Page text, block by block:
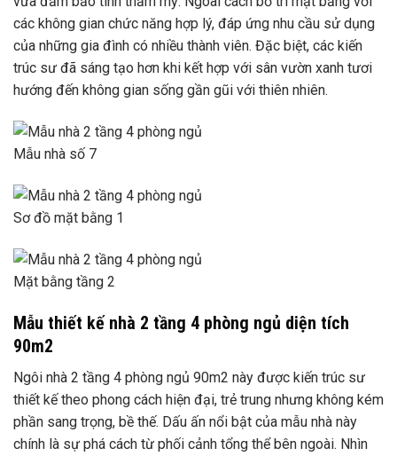
các không gian chức năng hợp lý, đáp ứng nhu cầu sử dụng
của những gia đình có nhiều thành viên. Đặc biệt, các kiến ​​
trúc sư đã sáng tạo hơn khi kết hợp với sân vườn xanh tươi
hướng đến không gian sống gần gũi với thiên nhiên.
Mẫu nhà số 7
Sơ đồ mặt bằng 1
Mặt bằng tầng 2
Mẫu thiết kế nhà 2 tầng 4 phòng ngủ diện tích
90m2
Ngôi nhà 2 tầng 4 phòng ngủ 90m2 này được kiến ​​trúc sư
thiết kế theo phong cách hiện đại, trẻ trung nhưng không kém
phần sang trọng, bề thế. Dấu ấn nổi bật của mẫu nhà này
chính là sự phá cách từ phối cảnh tổng thể bên ngoài. Nhìn